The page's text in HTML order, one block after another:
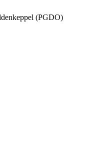
(PGDO)